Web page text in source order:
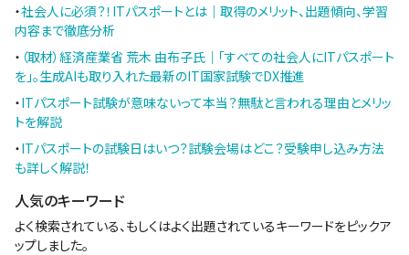
・社会人に必須？！ITパスポートとは｜取得のメリット、出題傾向、学習
内容まで徹底分析
・ （取材）経済産業省 荒木 由布子氏｜「すべての社会人にITパスポート
を」。生成AIも取り入れた最新のIT国家試験でDX推進
・ITパスポート試験が意味ないって本当？無駄と言われる理由とメリッ
トを解説
・ITパスポートの試験日はいつ？試験会場はどこ？受験申し込み方法
も詳しく解説！
人気のキーワード
よく検索されている、もしくはよく出題されているキーワードをピックア
ップしました。